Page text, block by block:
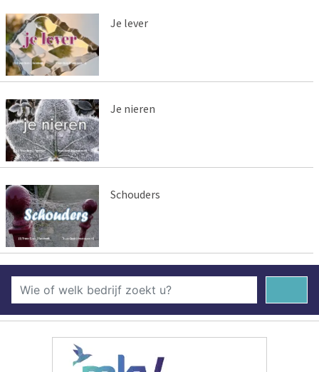
Je lever
Je nieren
Schouders